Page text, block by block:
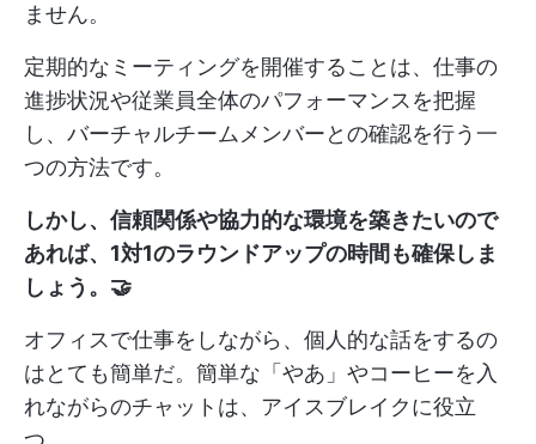
ません。
定期的なミーティングを開催することは、仕事の
進捗状況や従業員全体のパフォーマンスを把握
し、バーチャルチームメンバーとの確認を行う一
つの方法です。
しかし、信頼関係や協力的な環境を築きたいので
あれば、1対1のラウンドアップの時間も確保しま
しょう。🤝
オフィスで仕事をしながら、個人的な話をするの
はとても簡単だ。簡単な「やあ」やコーヒーを入
れながらのチャットは、アイスブレイクに役立